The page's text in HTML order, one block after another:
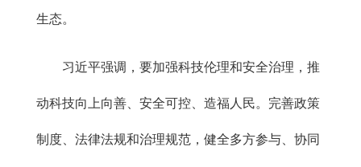
生态。
习近平强调，要加强科技伦理和安全治理，推
动科技向上向善、安全可控、造福人民。完善政策
制度、法律法规和治理规范，健全多方参与、协同